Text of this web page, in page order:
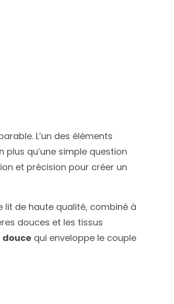
L’un des éléments
plus qu’une simple question
et précision pour créer un
lit de haute qualité, combiné à
douces et les tissus
douce qui enveloppe le couple